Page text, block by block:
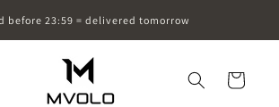
before 23:59 = delivered tomorrow
Cart